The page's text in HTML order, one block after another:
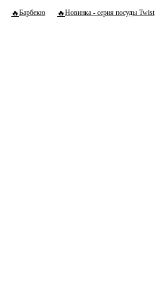
🔥Барбекю 🔥Новинка - серия посуды Twist